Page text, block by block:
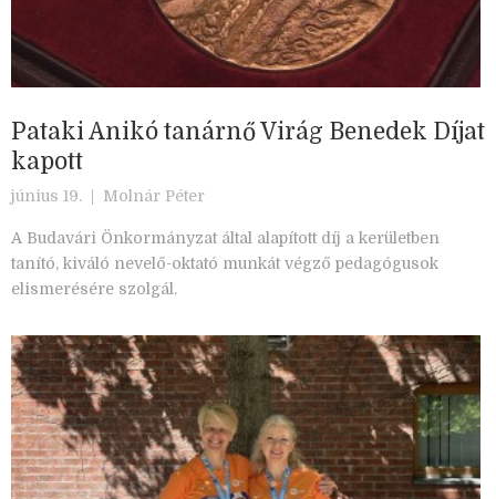
Pataki Anikó tanárnő Virág Benedek Díjat
kapott
június 19. | Molnár Péter
A Budavári Önkormányzat által alapított díj a kerületben
tanító, kiváló nevelő-oktató munkát végző pedagógusok
elismerésére szolgál.